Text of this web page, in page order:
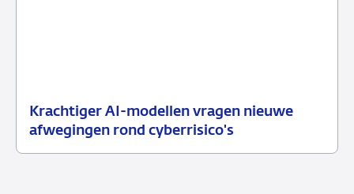
Krachtiger AI-modellen vragen nieuwe
afwegingen rond cyberrisico's
10
Nieuwsbericht